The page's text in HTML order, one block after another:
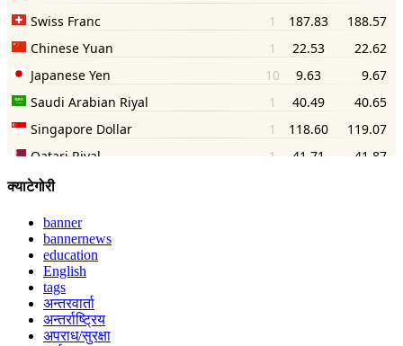
क्याटेगोरी
banner
bannernews
education
English
tags
अन्तरवार्ता
अन्तर्राष्ट्रिय
अपराध/सुरक्षा